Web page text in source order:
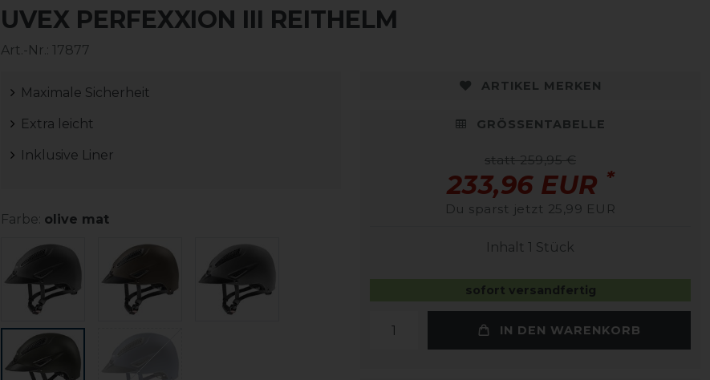
UVEX PERFEXXION III REITHELM
Art.-Nr.: 17877
Maximale Sicherheit
Extra leicht
Inklusive Liner
Farbe: olive mat
ARTIKEL MERKEN
GRÖSSENTABELLE
statt 259,95 €
233,96 EUR *
Du sparst jetzt 25,99 EUR
Inhalt 1 Stück
sofort versandfertig
IN DEN WARENKORB